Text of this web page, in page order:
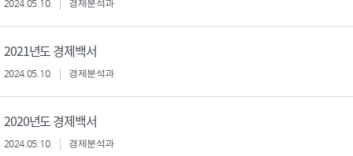
2024.05.10. 경제분석과
2021년도 경제백서
2024.05.10. 경제분석과
2020년도 경제백서
2024.05.10. 경제분석과